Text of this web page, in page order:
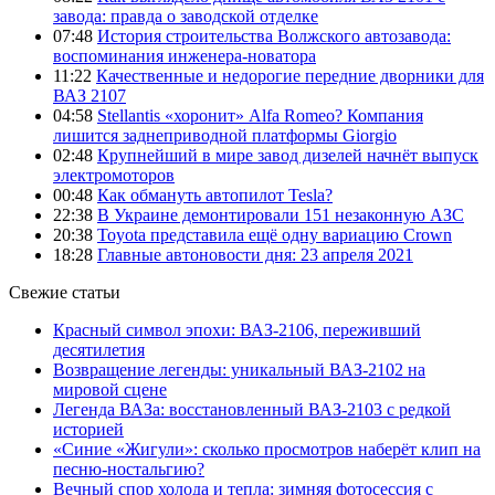
завода: правда о заводской отделке
07:48 История строительства Волжского автозавода:
воспоминания инженера-новатора
11:22 Качественные и недорогие передние дворники для
ВАЗ 2107
04:58 Stellantis «хоронит» Alfa Romeo? Компания
лишится заднеприводной платформы Giorgio
02:48 Крупнейший в мире завод дизелей начнёт выпуск
электромоторов
00:48 Как обмануть автопилот Tesla?
22:38 В Украине демонтировали 151 незаконную АЗС
20:38 Toyota представила ещё одну вариацию Crown
18:28 Главные автоновости дня: 23 апреля 2021
Свежие статьи
Красный символ эпохи: ВАЗ-2106, переживший
десятилетия
Возвращение легенды: уникальный ВАЗ-2102 на
мировой сцене
Легенда ВАЗа: восстановленный ВАЗ-2103 с редкой
историей
«Синие «Жигули»: сколько просмотров наберёт клип на
песню-ностальгию?
Вечный спор холода и тепла: зимняя фотосессия с